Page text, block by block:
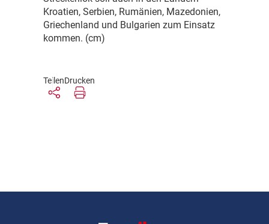
Kroatien, Serbien, Rumänien, Mazedonien,
Griechenland und Bulgarien zum Einsatz
kommen. (cm)
TeilenDrucken